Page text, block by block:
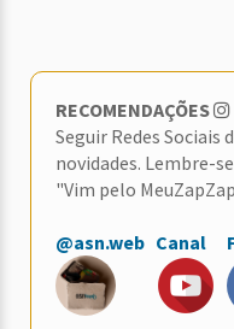
RECOMENDAÇÕES
Seguir Redes Sociais
novidades. Lembre-
"Vim pelo
@asn.web Canal